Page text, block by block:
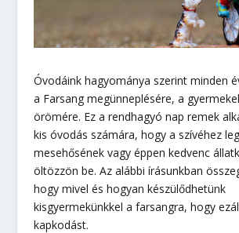
Óvodáink hagyománya szerint minden
a Farsang megünneplésére, a
örömére. Ez a rendhagyó nap remek
kis óvodás számára, hogy a szívéhez
mesehősének vagy éppen kedvenc
öltözzön be. Az alábbi írásunkban
hogy mivel és hogyan készülődhetünk
kisgyermekünkkel a farsangra, hogy
kapkodást.